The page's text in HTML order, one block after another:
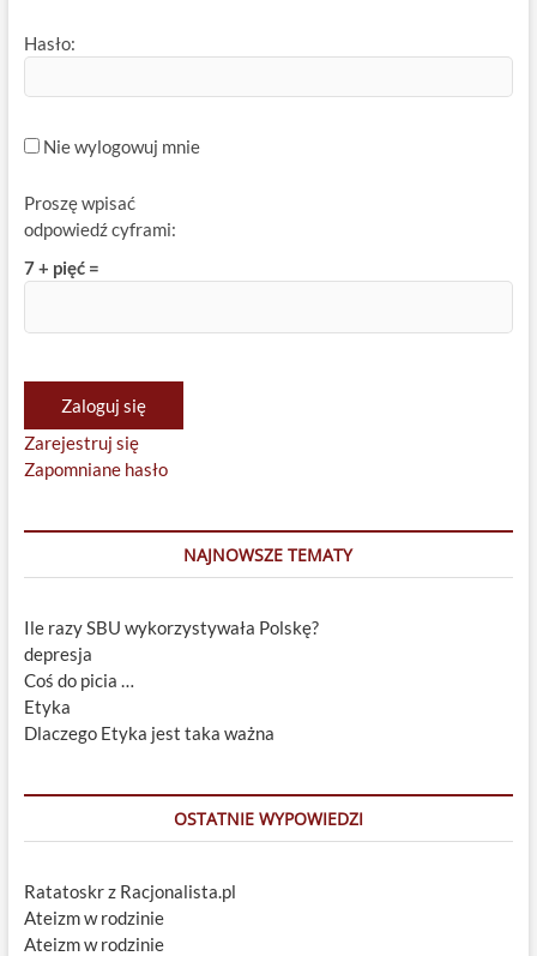
Hasło:
Nie wylogowuj mnie
Proszę wpisać
odpowiedź cyframi:
7 + pięć =
Zaloguj się
Zarejestruj się
Zapomniane hasło
NAJNOWSZE TEMATY
Ile razy SBU wykorzystywała Polskę?
depresja
Coś do picia …
Etyka
Dlaczego Etyka jest taka ważna
OSTATNIE WYPOWIEDZI
Ratatoskr z Racjonalista.pl
Ateizm w rodzinie
Ateizm w rodzinie